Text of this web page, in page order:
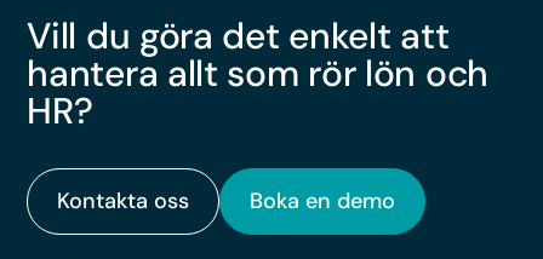
Vill du göra det enkelt att
hantera allt som rör lön och
HR?
Kontakta oss Boka en demo